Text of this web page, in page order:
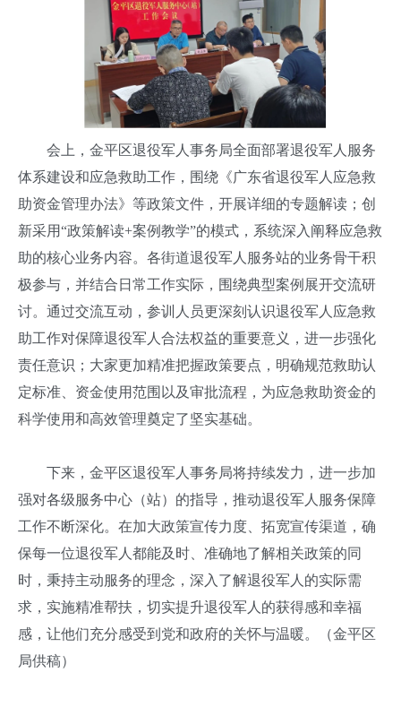
会上，金平区退役军人事务局全面部署退役军人服务
体系建设和应急救助工作，围绕《广东省退役军人应急救
助资金管理办法》等政策文件，开展详细的专题解读；创
新采用“政策解读+案例教学”的模式，系统深入阐释应急救
助的核心业务内容。各街道退役军人服务站的业务骨干积
极参与，并结合日常工作实际，围绕典型案例展开交流研
讨。通过交流互动，参训人员更深刻认识退役军人应急救
助工作对保障退役军人合法权益的重要意义，进一步强化
责任意识；大家更加精准把握政策要点，明确规范救助认
定标准、资金使用范围以及审批流程，为应急救助资金的
科学使用和高效管理奠定了坚实基础。
下来，金平区退役军人事务局将持续发力，进一步加
强对各级服务中心（站）的指导，推动退役军人服务保障
工作不断深化。在加大政策宣传力度、拓宽宣传渠道，确
保每一位退役军人都能及时、准确地了解相关政策的同
时，秉持主动服务的理念，深入了解退役军人的实际需
求，实施精准帮扶，切实提升退役军人的获得感和幸福
感，让他们充分感受到党和政府的关怀与温暖。
（金平区
局供稿）